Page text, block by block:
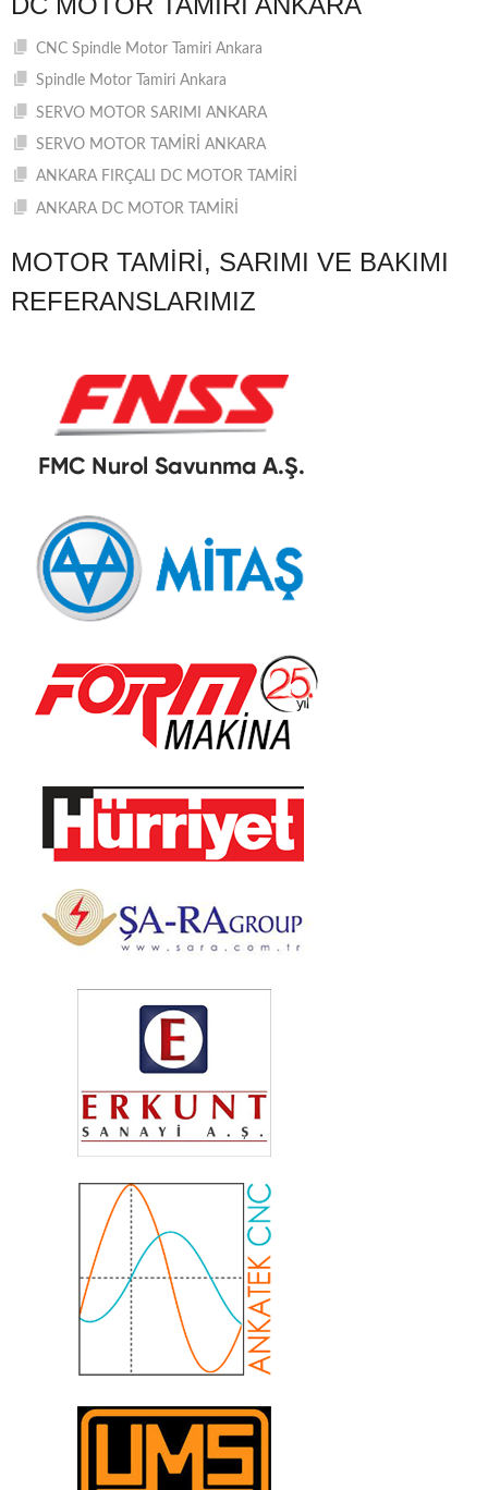
CNC Spindle Motor Tamiri Ankara
Spindle Motor Tamiri Ankara
SERVO MOTOR SARIMI ANKARA
SERVO MOTOR TAMİRİ ANKARA
ANKARA FIRÇALI DC MOTOR TAMİRİ
ANKARA DC MOTOR TAMİRİ
MOTOR TAMIRI, SARIMI VE BAKIMI
REFERANSLARIMIZ